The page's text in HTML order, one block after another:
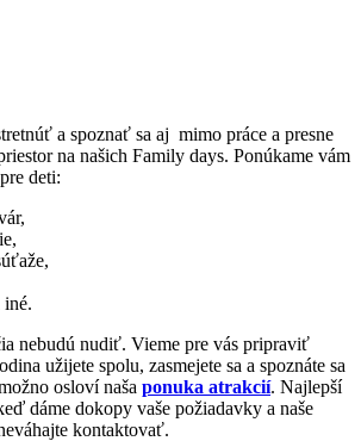
a spoznať sa aj mimo práce a presne
na našich Family days. Ponúkame vám
deti:
iné.
nebudú nudiť. Vieme pre vás pripraviť
užijete spolu, zasmejete sa a spoznáte sa
osloví naša ponuka atrakcií. Najlepší
dáme dokopy vaše požiadavky a naše
kontaktovať.